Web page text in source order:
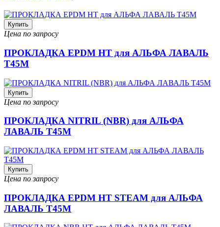
Купить
Цена по запросу
ПРОКЛАДКА EPDM HT для АЛЬФА ЛАВАЛЬ
T45M
Купить
Цена по запросу
ПРОКЛАДКА NITRIL (NBR) для АЛЬФА
ЛАВАЛЬ T45M
Купить
Цена по запросу
ПРОКЛАДКА EPDM HT STEAM для АЛЬФА
ЛАВАЛЬ T45M